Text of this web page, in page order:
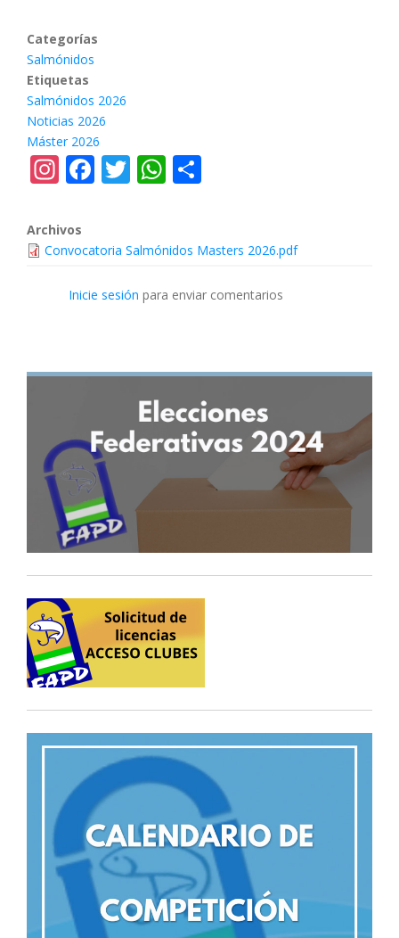
Categorías
Salmónidos
Etiquetas
Salmónidos 2026
Noticias 2026
Máster 2026
Instagram
Facebook
TwitterWhatsApp
Archivos
Convocatoria Salmónidos Masters 2026.pdf
Inicie sesión para enviar comentarios